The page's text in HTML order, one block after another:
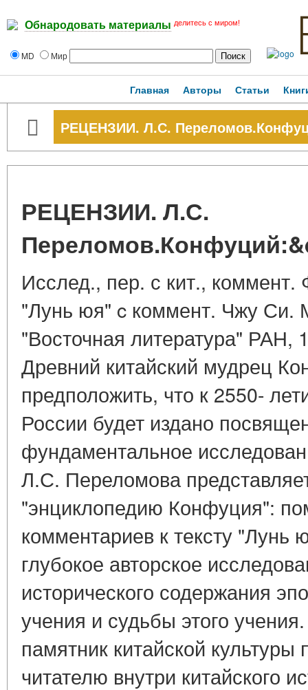
Обнародовать материалы делитесь с миром!
MD Мир
Главная Авторы Статьи
РЕЦЕНЗИИ. Л.С.
РЕЦЕНЗИИ. Л.С.
Исслед., пер. с кит., коммент.
"Лунь юя" c коммент. Чжу Си.
"Восточная литература" РАН,
Древний китайский мудрец
предположить, что к 2550-
России будет издано
фундаментальное
Л.С. Переломова
"энциклопедию Конфуция":
комментариев к тексту "Лунь
глубокое авторское
исторического содержания
учения и судьбы этого
памятник китайской
читателю внутри китайского